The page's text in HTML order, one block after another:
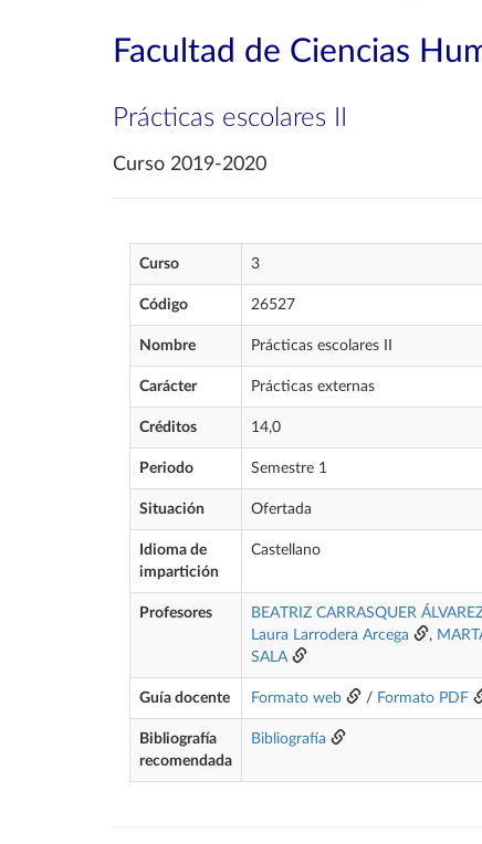
Facultad de Ciencias
Prácticas escolares II
Curso 2019-2020
Curso 3
Código 26527
Nombre Prácticas escolares II
Carácter Prácticas externas
Créditos 14,0
Periodo Semestre 1
Situación Ofertada
Idioma de
impartición
Castellano
Profesores BEATRIZ CARRASQUER
Laura Larrodera Arcega
,
SALA
Guía docente Formato web / Formato PDF
Bibliografía
recomendada
Bibliografía